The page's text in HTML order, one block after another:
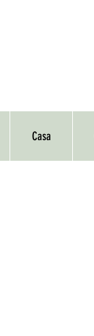
Casa